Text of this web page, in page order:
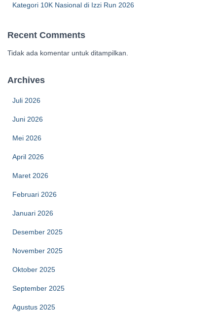
Kategori 10K Nasional di Izzi Run 2026
Recent Comments
Tidak ada komentar untuk ditampilkan.
Archives
Juli 2026
Juni 2026
Mei 2026
April 2026
Maret 2026
Februari 2026
Januari 2026
Desember 2025
November 2025
Oktober 2025
September 2025
Agustus 2025